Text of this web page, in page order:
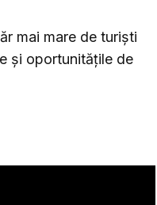
mai mare de turiști
și oportunitățile de